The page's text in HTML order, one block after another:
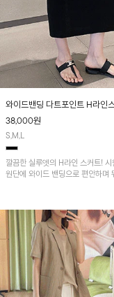
와이드밴딩 다트포인트 H라인
38,000원
S,M,L
깔끔한 실루엣의 H라인 스커트! 시
원단에 와이드 밴딩으로 편안하며